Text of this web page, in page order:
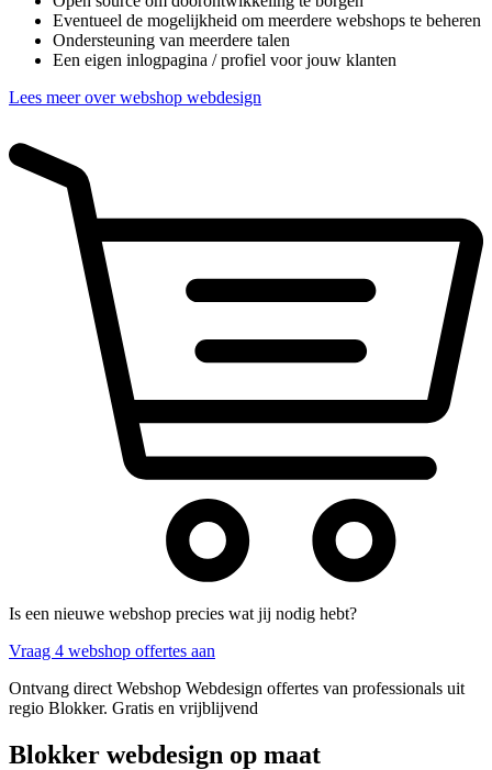
Eventueel de mogelijkheid om meerdere webshops te beheren
Ondersteuning van meerdere talen
Een eigen inlogpagina / profiel voor jouw klanten
Lees meer over webshop webdesign
Is een nieuwe webshop precies wat jij nodig hebt?
Vraag 4 webshop offertes aan
Ontvang direct Webshop Webdesign offertes van professionals uit
regio Blokker. Gratis en vrijblijvend
Blokker webdesign op maat